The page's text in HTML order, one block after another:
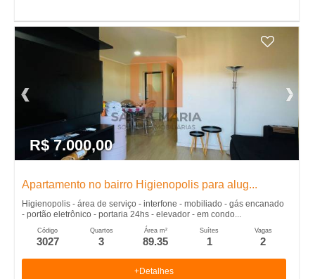
R$ 7.000,00
Apartamento no bairro Higienopolis para alug...
Higienopolis - área de serviço - interfone - mobiliado - gás encanado
- portão eletrônico - portaria 24hs - elevador - em condo...
Código
3027
Quartos
3
Área m²
89.35
Suítes
1
Vagas
2
+Detalhes